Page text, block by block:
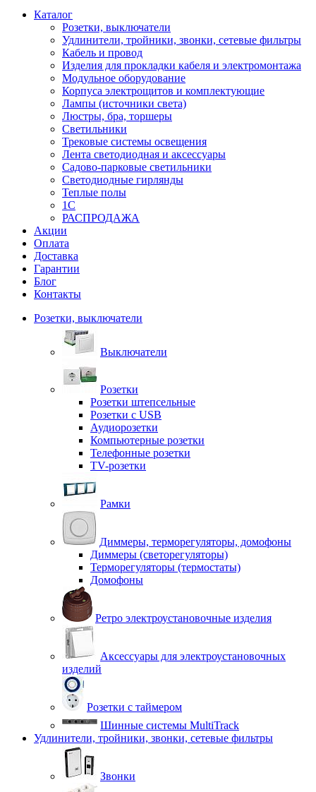
Каталог
Розетки, выключатели
Удлинители, тройники, звонки, сетевые фильтры
Кабель и провод
Изделия для прокладки кабеля и электромонтажа
Модульное оборудование
Корпуса электрощитов и комплектующие
Лампы (источники света)
Люстры, бра, торшеры
Светильники
Трековые системы освещения
Лента светодиодная и аксессуары
Садово-парковые светильники
Светодиодные гирлянды
Теплые полы
1С
РАСПРОДАЖА
Акции
Оплата
Доставка
Гарантии
Блог
Контакты
Розетки, выключатели
Выключатели
Розетки
Розетки штепсельные
Розетки с USB
Аудиорозетки
Компьютерные розетки
Телефонные розетки
TV-розетки
Рамки
Диммеры, терморегуляторы, домофоны
Диммеры (светорегуляторы)
Терморегуляторы (термостаты)
Домофоны
Ретро электроустановочные изделия
Аксессуары для электроустановочных
изделий
Розетки с таймером
Шинные системы MultiTrack
Удлинители, тройники, звонки, сетевые фильтры
Звонки